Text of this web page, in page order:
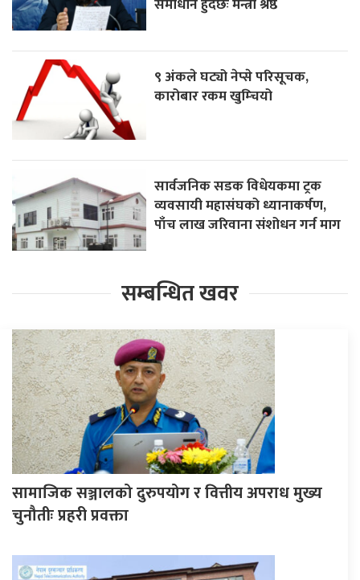
९ अंकले घट्यो नेप्से परिसूचक,
कारोबार रकम खुम्चियो
सार्वजनिक सडक विधेयकमा ट्रक
व्यवसायी महासंघको ध्यानाकर्षण,
पाँच लाख जरिवाना संशोधन गर्न माग
सम्बन्धित खवर
सामाजिक सञ्जालको दुरुपयोग र वित्तीय अपराध मुख्य
चुनौतीः प्रहरी प्रवक्ता